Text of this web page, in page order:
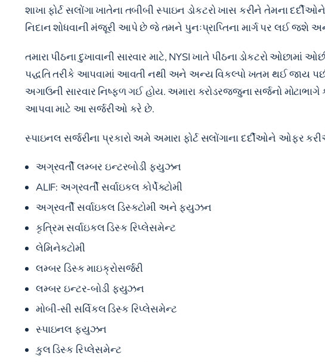
શાખા ફોર્ટ સલોંગા ખાતેના તબીબી સ્પાઇન ડોકટરો ખાસ કરીને તેમના દર્દીઓને
નિદાન શોધવાની મંજૂરી આપે છે જે તમને પુનઃપ્રાપ્તિના માર્ગ પર લઈ જશે
તમારા પીઠના દુખાવાની સારવાર માટે, NYSI ખાતે પીઠના ડોકટરો
પદ્ધતિ તરીકે આપવામાં આવતી નથી અને અન્ય વિકલ્પો ખતમ થઈ જાય
અગાઉની સારવાર નિષ્ફળ ગઈ હોય. અમારા કરોડરજ્જુના સર્જનો
આપવા માટે આ સર્જરીઓ કરે છે.
સ્પાઇનલ સર્જરીના પ્રકારો અમે અમારા ફોર્ટ સલોંગાના દર્દીઓને ઓફર
અગ્રવર્તી લમ્બર ઇન્ટરબોડી ફ્યુઝન
ALIF: અગ્રવર્તી સર્વાઇકલ કોર્પેક્ટોમી
અગ્રવર્તી સર્વાઇકલ ડિસ્કટોમી અને ફ્યુઝન
કૃત્રિમ સર્વાઇકલ ડિસ્ક રિપ્લેસમેન્ટ
લેમિનેક્ટોમી
લમ્બર ડિસ્ક માઇક્રોસર્જરી
લમ્બર ઇન્ટર-બોડી ફ્યુઝન
મોબી-સી સર્વિકલ ડિસ્ક રિપ્લેસમેન્ટ
સ્પાઇનલ ફ્યુઝન
કુલ ડિસ્ક રિપ્લેસમેન્ટ